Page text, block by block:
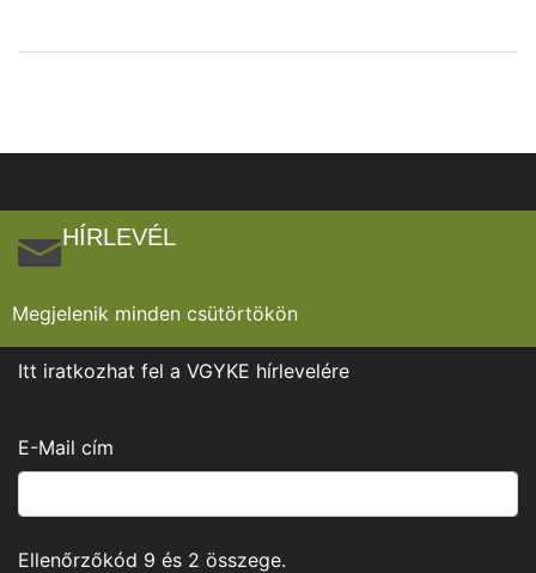
HÍRLEVÉL
Megjelenik minden csütörtökön
Itt iratkozhat fel a VGYKE hírlevelére
E-Mail cím
Ellenőrzőkód 9 és 2 összege.